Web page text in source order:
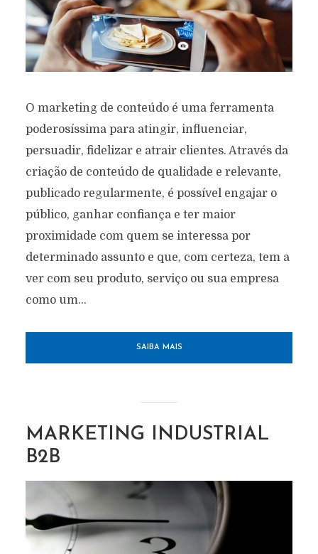
EXCELÊNCIA
ESTRATÉGICA
O marketing de conteúdo é uma ferramenta
poderosíssima para atingir, influenciar,
persuadir, fidelizar e atrair clientes. Através da
criação de conteúdo de qualidade e relevante,
publicado regularmente, é possível engajar o
público, ganhar confiança e ter maior
proximidade com quem se interessa por
determinado assunto e que, com certeza, tem a
ver com seu produto, serviço ou sua empresa
como um...
SAIBA MAIS
MARKETING INDUSTRIAL
B2B